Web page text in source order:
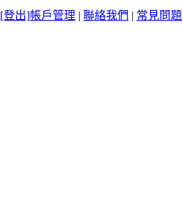
[登出]帳戶管理 | 聯絡我們 | 常見問題